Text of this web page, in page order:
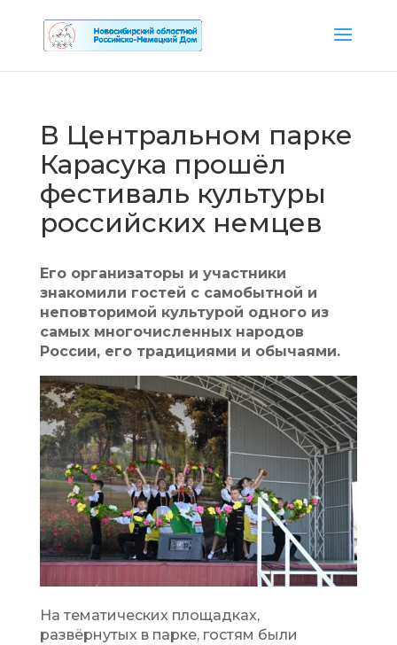
В Центральном парке
Карасука прошёл
фестиваль культуры
российских немцев
Его организаторы и участники
знакомили гостей с самобытной и
неповторимой культурой одного из
самых многочисленных народов
России, его традициями и обычаями.
На тематических площадках,
развёрнутых в парке, гостям были